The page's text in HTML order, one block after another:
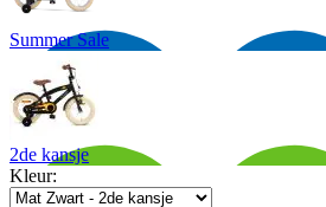
Summer Sale
2de kansje
Kleur: